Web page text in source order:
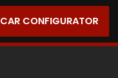
CAR CONFIGURATOR